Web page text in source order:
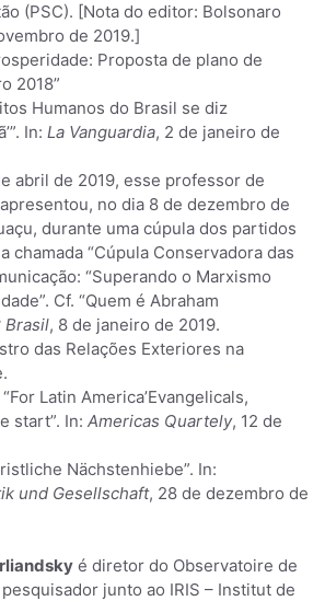
(PSC). [Nota do editor: Bolsonaro
de 2019.]
Proposta de plano de
2018”
Humanos do Brasil se diz
In: La Vanguardia, 2 de janeiro de
abril de 2019, esse professor de
no dia 8 de dezembro de
durante uma cúpula dos partidos
chamada “Cúpula Conservadora das
“Superando o Marxismo
Cf. “Quem é Abraham
Brasil, 8 de janeiro de 2019.
das Relações Exteriores na
Latin America’Evangelicals,
start”. In: Americas Quartely, 12 de
Nächstenhiebe”. In:
und Gesellschaft, 28 de dezembro de
é diretor do Observatoire de
pesquisador junto ao IRIS – Institut de